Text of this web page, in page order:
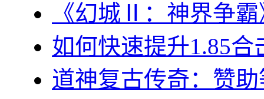
《幻城Ⅱ：神界争
如何快速提升1.85
道神复古传奇：赞